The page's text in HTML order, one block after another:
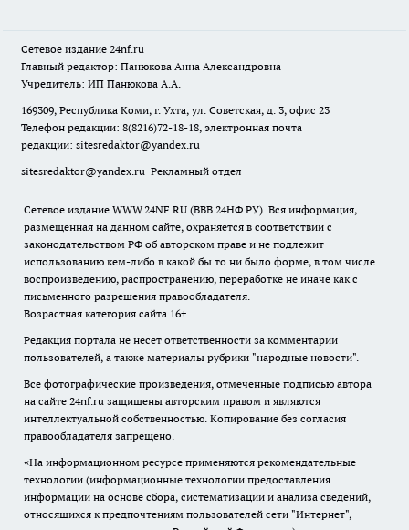
Сетевое издание 24nf.ru
Главный редактор: Панюкова Анна Александровна
Учредитель: ИП Панюкова А.А.
169309, Республика Коми, г. Ухта, ул. Советская, д. 3, офис 23
Телефон редакции: 8(8216)72-18-18, электронная почта
редакции: sitesredaktor@yandex.ru
sitesredaktor@yandex.ru Рекламный отдел
Сетевое издание WWW.24NF.RU (ВВВ.24НФ.РУ). Вся информация,
размещенная на данном сайте, охраняется в соответствии с
законодательством РФ об авторском праве и не подлежит
использованию кем-либо в какой бы то ни было форме, в том числе
воспроизведению, распространению, переработке не иначе как с
письменного разрешения правообладателя.
Возрастная категория сайта 16+.
Редакция портала не несет ответственности за комментарии
пользователей, а также материалы рубрики "народные новости".
Все фотографические произведения, отмеченные подписью автора
на сайте 24nf.ru защищены авторским правом и являются
интеллектуальной собственностью. Копирование без согласия
правообладателя запрещено.
«На информационном ресурсе применяются рекомендательные
технологии (информационные технологии предоставления
информации на основе сбора, систематизации и анализа сведений,
относящихся к предпочтениям пользователей сети "Интернет",